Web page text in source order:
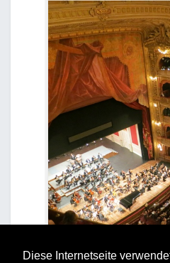
Diese Internetseite